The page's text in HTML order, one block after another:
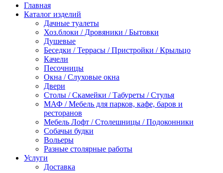
Главная
Каталог изделий
Дачные туалеты
Хоз.блоки / Дровяники / Бытовки
Душевые
Беседки / Террасы / Пристройки / Крыльцо
Качели
Песочницы
Окна / Слуховые окна
Двери
Столы / Скамейки / Табуреты / Стулья
МАФ / Мебель для парков, кафе, баров и
ресторанов
Мебель Лофт / Столешницы / Подоконники
Собачьи будки
Вольеры
Разные столярные работы
Услуги
Доставка